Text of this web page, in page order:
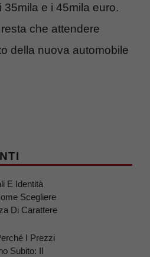
35mila e i 45mila euro.
che attendere
della nuova automobile
E Identità
Scegliere
Di Carattere
I Prezzi
Subito: Il